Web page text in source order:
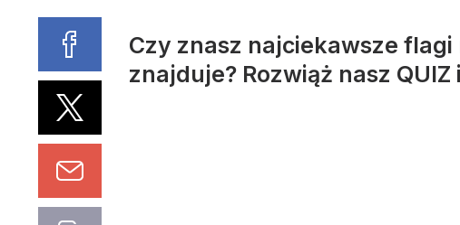
Czy znasz najciekawsze
znajduje? Rozwiąż nasz